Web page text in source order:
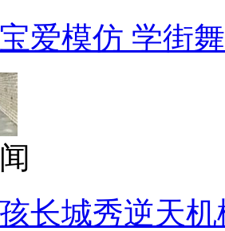
爱模仿 学街
长城秀逆天机